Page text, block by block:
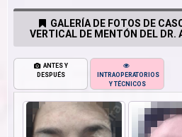
GALERÍA DE FOTOS DE
VERTICAL DE MENTÓN DEL DR.
ANTES Y
DESPUÉS
INTRAOPERATORIOS
Y TÉCNICOS